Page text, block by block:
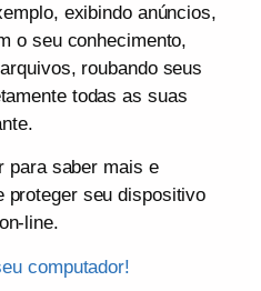
exibindo anúncios,
o seu conhecimento,
roubando seus
todas as suas
para saber mais e
proteger seu dispositivo
line.
computador!